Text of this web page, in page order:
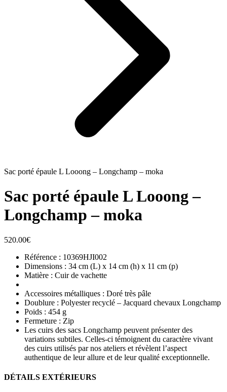
Sac porté épaule L Looong – Longchamp – moka
Sac porté épaule L Looong –
Longchamp – moka
520.00€
Référence : 10369HJI002
Dimensions : 34 cm (L) x 14 cm (h) x 11 cm (p)
Matière : Cuir de vachette
Accessoires métalliques : Doré très pâle
Doublure : Polyester recyclé – Jacquard chevaux Longchamp
Poids : 454 g
Fermeture : Zip
Les cuirs des sacs Longchamp peuvent présenter des
variations subtiles. Celles-ci témoignent du caractère vivant
des cuirs utilisés par nos ateliers et révèlent l’aspect
authentique de leur allure et de leur qualité exceptionnelle.
DÉTAILS EXTÉRIEURS